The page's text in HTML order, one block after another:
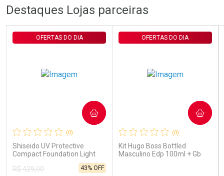
FECHAR
Laboratório
Comprar sem Desconto
Por R$ 64,90/cada
FECHAR
Por Menos
Comprar sem Desconto
Por R$ 64,90/cada
Comprar sem Desconto
Por R$ 15,99/cada
Por Menos
Comprar sem Desconto
Por R$ 15,99/cada
Destaques Lojas parceiras
(0)
Shiseido UV Protective
Compact Foundation Light
Ochre - Protetor Solar Facial
Compacto FPS 35 Refil 12g
OFERTAS DO DIA
R$ 429,00
43% OFF
COMPRAR
(0)
Kit Hugo Boss Bottled
Masculino Edp 100ml + Gb
OFERTAS DO DIA
COMPRAR